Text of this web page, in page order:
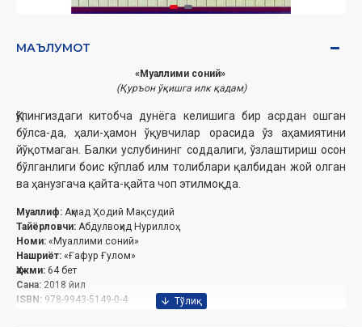
МАЪЛУМОТ
«Муаллими соний»
(Қуръон ўқишга илк қадам)
Қўлингиздаги китобча дунёга келишига бир асрдан ошган
бўлса-да, ҳали-ҳамон ўқувчилар орасида ўз аҳамиятини
йўқотмаган. Балки услубининг соддалиги, ўзлаштириш осон
бўлганлиги боис кўплаб илм толиблари қалбидан жой олган
ва ҳанузгача қайта-қайта чоп этилмоқда.
Муаллиф: Аҳмад Ҳодий Мақсудий
Тайёрловчи: Абдулвоҳид Нуриллоҳ
Номи: «Муаллими соний»
Нашриёт: «Ғафур Ғулом»
Ҳажми: 64 бет‎
Сана: 2018 йил
ISBN: 978-9943-5149-0-4